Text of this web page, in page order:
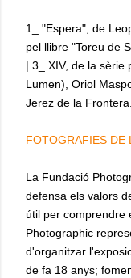
1_ "Espera", de
pel llibre "Toreu de
| 3_ XIV, de la sèrie
Lumen), Oriol
Jerez de la
FOTOGRAFIES DE
La Fundació
defensa els valors
útil per comprendre
Photographic
d'organitzar
de fa 18 anys;